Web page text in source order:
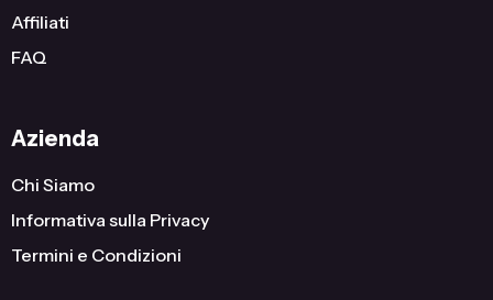
Affiliati
FAQ
Azienda
Chi Siamo
Informativa sulla Privacy
Termini e Condizioni